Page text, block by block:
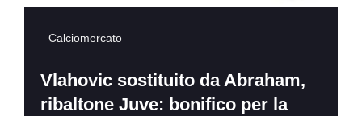
Calciomercato
Vlahovic sostituito da Abraham,
ribaltone Juve: bonifico per la